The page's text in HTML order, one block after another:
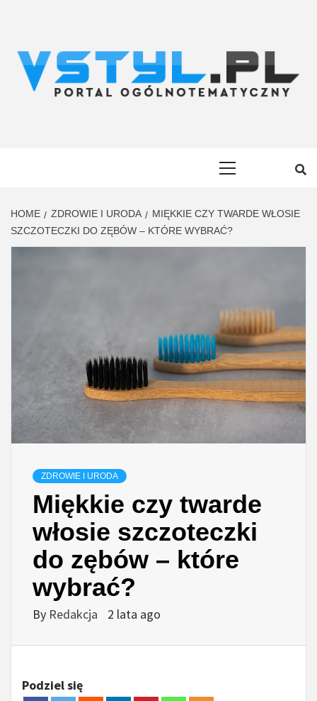
HOME ZDROWIE I URODA
MIĘKKIE CZY TWARDE WŁOSIE
SZCZOTECZKI DO ZĘBÓW – KTÓRE WYBRAĆ?
ZDROWIE I URODA
Miękkie czy twarde
włosie szczoteczki
do zębów – które
wybrać?
By Redakcja 2 lata ago
Podziel się